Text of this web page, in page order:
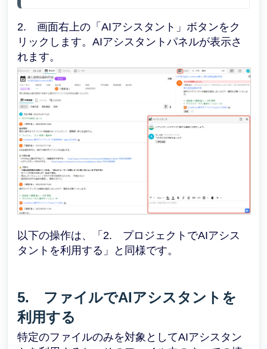
2. 画面右上の「AIアシスタント」ボタンをク
リックします。AIアシスタントパネルが表示さ
れます。
以下の操作は、「2. プロジェクトでAIアシス
タントを利用する」と同様です。
5. ファイルでAIアシスタントを
利用する
特定のファイルのみを対象としてAIアシスタン